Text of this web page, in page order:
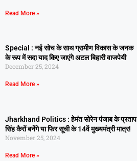
Read More »
Special : नई सोच के साथ ग्रामीण विकास के जनक
के रूप में सदा याद किए जाएंगे अटल बिहारी वाजपेयी
December 25, 2024
Read More »
Jharkhand Politics : हेमंत सोरेन पंजाब के प्रताप
सिंह कैरों बनेंगे या फिर सूची के 14वें मुख्यमंत्री मात्र!
November 25, 2024
Read More »